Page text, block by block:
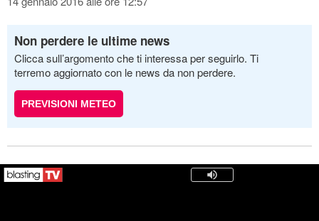
Non perdere le ultime news
Clicca sull’argomento che ti interessa per seguirlo. Ti
terremo aggiornato con le news da non perdere.
PREVISIONI METEO